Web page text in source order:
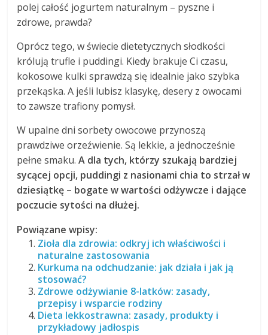
polej całość jogurtem naturalnym – pyszne i
zdrowe, prawda?
Oprócz tego, w świecie dietetycznych słodkości
królują trufle i puddingi. Kiedy brakuje Ci czasu,
kokosowe kulki sprawdzą się idealnie jako szybka
przekąska. A jeśli lubisz klasykę, desery z owocami
to zawsze trafiony pomysł.
W upalne dni sorbety owocowe przynoszą
prawdziwe orzeźwienie. Są lekkie, a jednocześnie
pełne smaku.A dla tych, którzy szukają bardziej
sycącej opcji, puddingi z nasionami chia to strzał w
dziesiątkę – bogate w wartości odżywcze i dające
poczucie sytości na dłużej.
Powiązane wpisy:
Zioła dla zdrowia: odkryj ich właściwości i
naturalne zastosowania
Kurkuma na odchudzanie: jak działa i jak ją
stosować?
Zdrowe odżywianie 8-latków: zasady,
przepisy i wsparcie rodziny
Dieta lekkostrawna: zasady, produkty i
przykładowy jadłospis